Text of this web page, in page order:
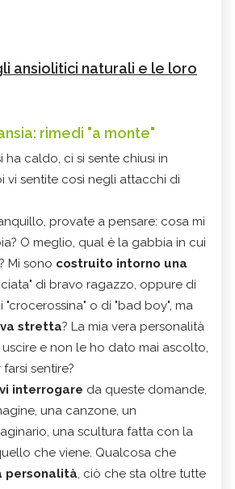
ansiolitici naturali e le loro
rimedi "a monte"
ha caldo, ci si sente chiusi in
vi sentite così negli attacchi di
provate a pensare: cosa mi
O meglio, qual è la gabbia in cui
Mi sono costruito intorno una
di bravo ragazzo, oppure di
"crocerossina" o di "bad boy", ma
stretta? La mia vera personalità
e non le ho dato mai ascolto,
sentire?
interrogare da queste domande,
una canzone, un
una scultura fatta con la
che viene. Qualcosa che
personalità, ciò che sta oltre tutte